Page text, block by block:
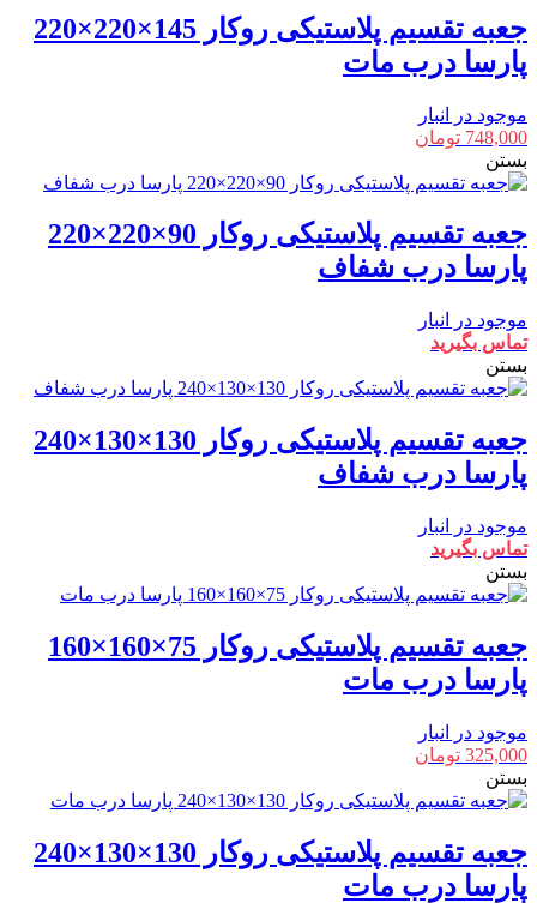
جعبه تقسیم پلاستیکی روکار 145×220×220
پارسا درب مات
موجود در انبار
748,000 تومان
بستن
جعبه تقسیم پلاستیکی روکار 90×220×220
پارسا درب شفاف
موجود در انبار
تماس بگیرید
بستن
جعبه تقسیم پلاستیکی روکار 130×130×240
پارسا درب شفاف
موجود در انبار
تماس بگیرید
بستن
جعبه تقسیم پلاستیکی روکار 75×160×160
پارسا درب مات
موجود در انبار
325,000 تومان
بستن
جعبه تقسیم پلاستیکی روکار 130×130×240
پارسا درب مات